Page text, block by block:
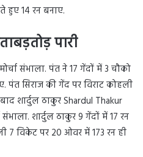
हुए 14 रन बनाए.
पारी
संभाला. पंत ने 17 गेंदों में 3 चौको
सिराज की गेंद पर विराट कोहली
शार्दुल ठाकुर Shardul Thakur
शार्दुल ठाकुर 9 गेंदों में 17 रन
7 विकेट पर 20 ओवर में 173 रन ही